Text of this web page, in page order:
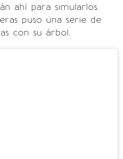
ahí para simularlos.
puso una serie de
con su árbol.